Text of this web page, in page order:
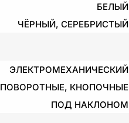
БЕЛЫЙ
ЧЁРНЫЙ, СЕРЕБРИСТЫЙ
ЭЛЕКТРОМЕХАНИЧЕСКИЙ
ПОВОРОТНЫЕ, КНОПОЧНЫЕ
ПОД НАКЛОНОМ